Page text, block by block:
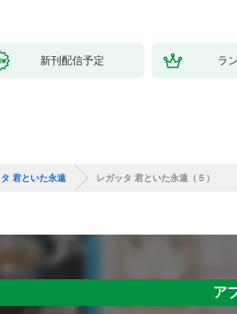
新刊配信予定 ラ
君といた永遠 レガッタ 君といた永遠（５）
ア